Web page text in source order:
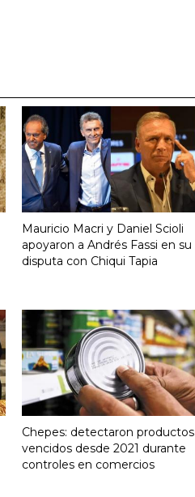
Mauricio Macri y Daniel Scioli
apoyaron a Andrés Fassi en su
disputa con Chiqui Tapia
Chepes: detectaron productos
vencidos desde 2021 durante
controles en comercios